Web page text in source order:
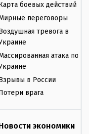
боевых действий
переговоры
тревога в
атака по
в России
врага
экономики